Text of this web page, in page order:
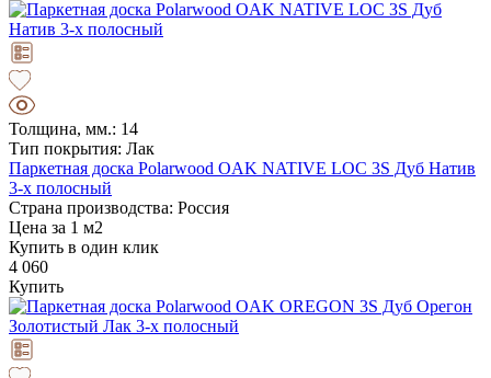
Толщина, мм.: 14
Тип покрытия: Лак
Паркетная доска Polarwood OAK NATIVE LOC 3S Дуб Натив
3-х полосный
Страна производства: Россия
Цена за 1 м2
Купить в один клик
4 060
Купить